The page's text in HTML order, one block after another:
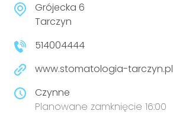
Grójecka 6
Tarczyn
514004444
www.stomatologia-tarczyn.pl
Czynne
Planowane zamknięcie 16:00